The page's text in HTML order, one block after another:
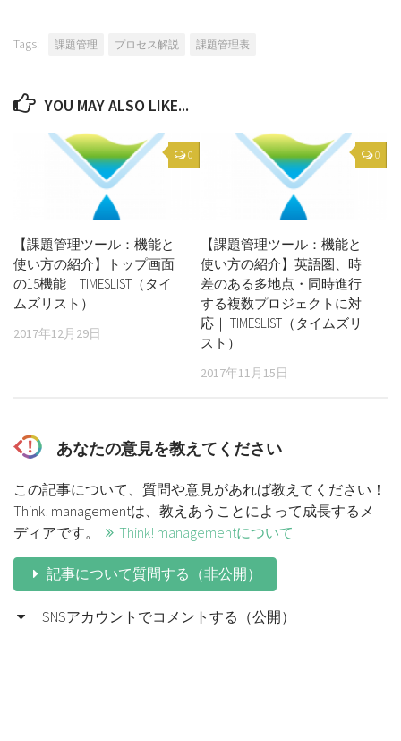
Tags: 課題管理 プロセス解説 課題管理表
YOU MAY ALSO LIKE...
0
【課題管理ツール：機能と
使い方の紹介】トップ画面
の15機能｜TIMESLIST（タイ
ムズリスト）
2017年12月29日
0
【課題管理ツール：機能と
使い方の紹介】英語圏、時
差のある多地点・同時進行
する複数プロジェクトに対
応｜ TIMESLIST（タイムズリ
スト）
2017年11月15日
あなたの意見を教えてください
この記事について、質問や意見があれば教えてください！
Think! managementは、教えあうことによって成長するメ
ディアです。
Think! managementについて
記事について質問する（非公開）
SNSアカウントでコメントする（公開）